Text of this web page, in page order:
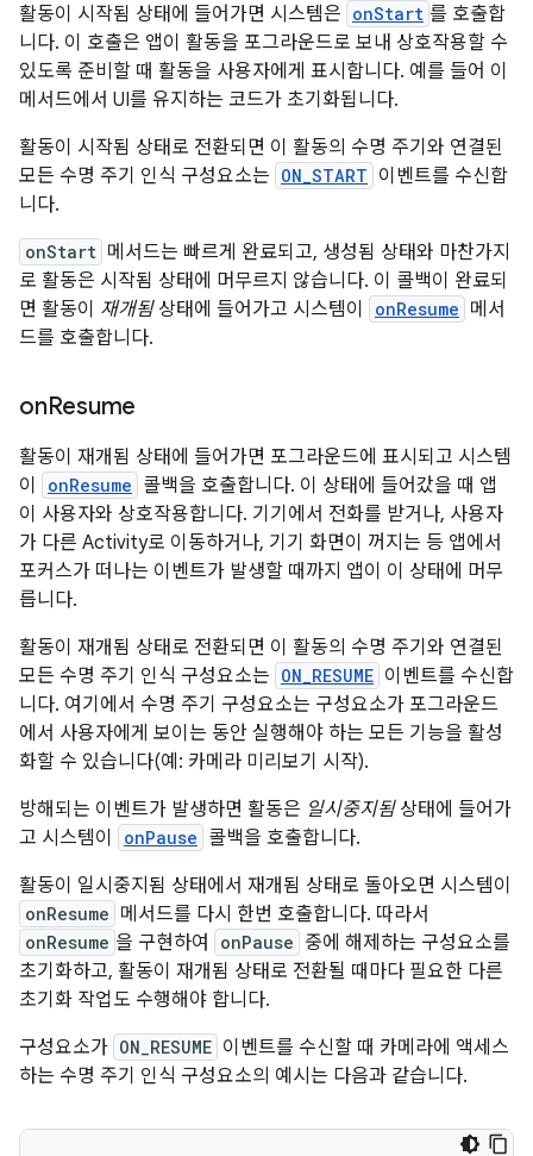
활동이 시작됨 상태에 들어가면 시스템은 onStart 를 호출합
니다. 이 호출은 앱이 활동을 포그라운드로 보내 상호작용할 수
있도록 준비할 때 활동을 사용자에게 표시합니다. 예를 들어 이
메서드에서 UI를 유지하는 코드가 초기화됩니다.
활동이 시작됨 상태로 전환되면 이 활동의 수명 주기와 연결된
모든 수명 주기 인식 구성요소는 ON_START 이벤트를 수신합
니다.
onStart 메서드는 빠르게 완료되고, 생성됨 상태와 마찬가지
로 활동은 시작됨 상태에 머무르지 않습니다. 이 콜백이 완료되
면 활동이 재개됨상태에 들어가고 시스템이 onResume 메서
드를 호출합니다.
onResume
활동이 재개됨 상태에 들어가면 포그라운드에 표시되고 시스템
이
onResume 콜백을 호출합니다. 이 상태에 들어갔을 때 앱
이 사용자와 상호작용합니다. 기기에서 전화를 받거나, 사용자
가 다른 Activity로 이동하거나, 기기 화면이 꺼지는 등 앱에서
포커스가 떠나는 이벤트가 발생할 때까지 앱이 이 상태에 머무
릅니다.
활동이 재개됨 상태로 전환되면 이 활동의 수명 주기와 연결된
모든 수명 주기 인식 구성요소는 ON_RESUME 이벤트를 수신합
니다. 여기에서 수명 주기 구성요소는 구성요소가 포그라운드
에서 사용자에게 보이는 동안 실행해야 하는 모든 기능을 활성
화할 수 있습니다(예: 카메라 미리보기 시작).
방해되는 이벤트가 발생하면 활동은 일시중지됨상태에 들어가
고 시스템이
onPause 콜백을 호출합니다.
활동이 일시중지됨 상태에서 재개됨 상태로 돌아오면 시스템이
onResume 메서드를 다시 한번 호출합니다. 따라서
onResume 을 구현하여 onPause 중에 해제하는 구성요소를
초기화하고, 활동이 재개됨 상태로 전환될 때마다 필요한 다른
초기화 작업도 수행해야 합니다.
구성요소가 ON_RESUME 이벤트를 수신할 때 카메라에 액세스
하는 수명 주기 인식 구성요소의 예시는 다음과 같습니다.